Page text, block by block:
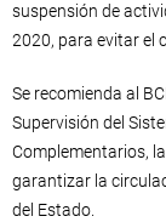
suspensión de
2020, para evitar el
Se recomienda al
Supervisión del
Complementarios,
garantizar la
del Estado.